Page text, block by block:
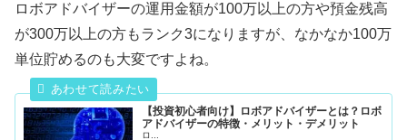
ロボアドバイザーの運用金額が100万以上の方や預金残高
が300万以上の方もランク3になりますが、なかなか100万
単位貯めるのも大変ですよね。
【投資初心者向け】ロボアドバイザーとは？ロボ
アドバイザーの特徴・メリット・デメリット
ロ...